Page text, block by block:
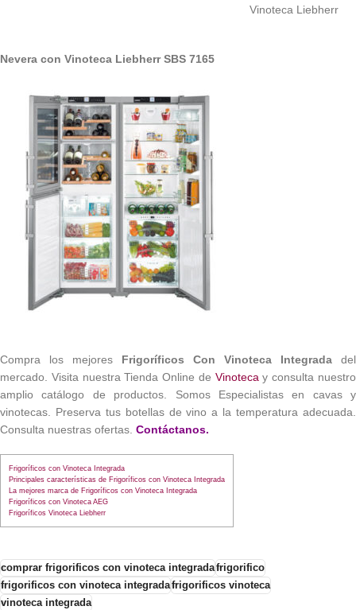
Vinoteca Liebherr
Nevera con Vinoteca Liebherr SBS 7165
Compra los mejores Frigoríficos Con Vinoteca Integrada del
mercado. Visita nuestra Tienda Online de Vinotecay consulta nuestro
amplio catálogo de productos. Somos Especialistas en cavas y
vinotecas. Preserva tus botellas de vino a la temperatura adecuada.
Consulta nuestras ofertas. Contáctanos.
Frigoríficos con Vinoteca Integrada
Principales características de Frigoríficos con Vinoteca Integrada
La mejores marca de Frigoríficos con Vinoteca Integrada
Frigoríficos con Vinoteca AEG
Frigoríficos Vinoteca Liebherr
comprar frigorificos con vinoteca integradafrigorifico
frigorificos con vinoteca integradafrigorificos vinoteca
vinoteca integrada